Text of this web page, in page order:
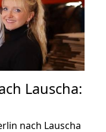
Lauscha:
nach Lauscha